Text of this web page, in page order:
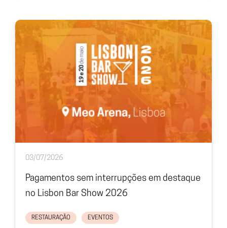
03/07/2026
Pagamentos sem interrupções em destaque
no Lisbon Bar Show 2026
RESTAURAÇÃO EVENTOS